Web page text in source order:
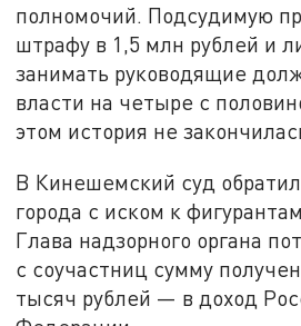
полномочий. Подсудимую
штрафу в 1,5 млн рублей и
занимать руководящие
власти на четыре с
этом история не
В Кинешемский суд
города с иском к
Глава надзорного органа
с соучастниц сумму
тысяч рублей — в доход